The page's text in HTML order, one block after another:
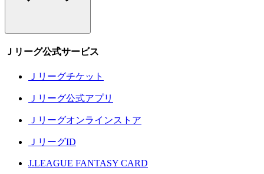
Ｊリーグ公式サービス
Ｊリーグチケット
Ｊリーグ公式アプリ
Ｊリーグオンラインストア
ＪリーグID
J.LEAGUE FANTASY CARD